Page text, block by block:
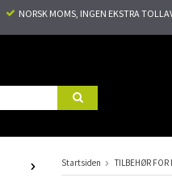
NORSK MOMS, INGEN EKSTRA
Startsiden TILBEHØR FOR